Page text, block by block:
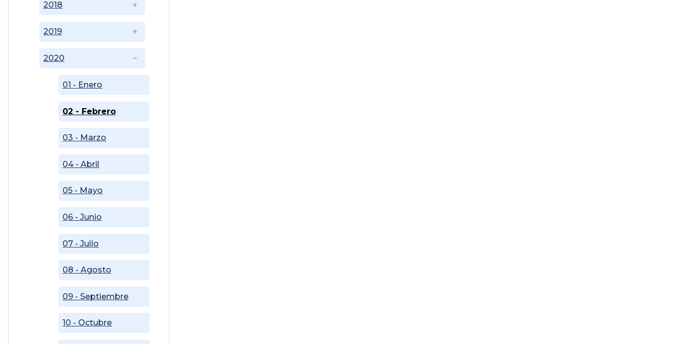
2018
2019
2020
01 - Enero
02 - Febrero
03 - Marzo
04 - Abril
05 - Mayo
06 - Junio
07 - Julio
08 - Agosto
09 - Septiembre
10 - Octubre